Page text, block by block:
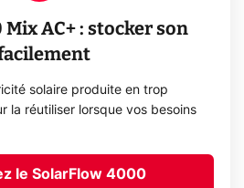
AC+ : stocker son
solaire produite en trop
la réutiliser lorsque vos besoins
le SolarFlow 4000